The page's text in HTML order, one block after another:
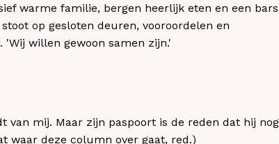
warme familie, bergen heerlijk eten en een
op gesloten deuren, vooroordelen en
willen gewoon samen zijn.'
van mij. Maar zijn paspoort is de reden dat hij
waar deze column over gaat, red.)